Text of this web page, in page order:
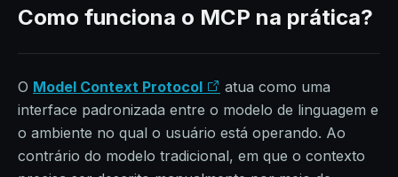
Como funciona o MCP na prática?
O Model Context Protocol
atua como uma
interface padronizada entre o modelo de linguagem e
o ambiente no qual o usuário está operando. Ao
contrário do modelo tradicional, em que o contexto